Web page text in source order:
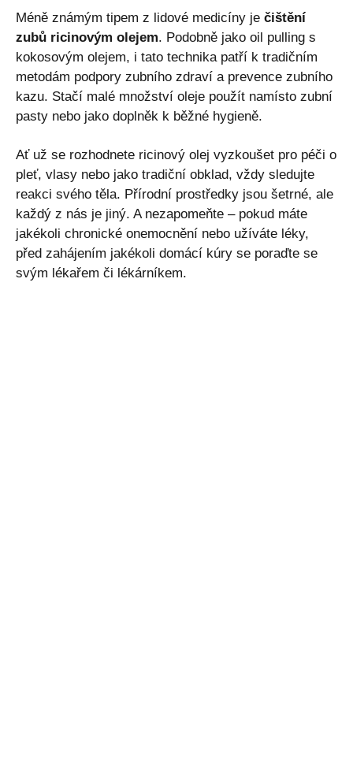
Méně známým tipem z lidové medicíny je čištění
zubů ricinovým olejem. Podobně jako oil pulling s
kokosovým olejem, i tato technika patří k tradičním
metodám podpory zubního zdraví a prevence zubního
kazu. Stačí malé množství oleje použít namísto zubní
pasty nebo jako doplněk k běžné hygieně.
Ať už se rozhodnete ricinový olej vyzkoušet pro péči o
pleť, vlasy nebo jako tradiční obklad, vždy sledujte
reakci svého těla. Přírodní prostředky jsou šetrné, ale
každý z nás je jiný. A nezapomeňte – pokud máte
jakékoli chronické onemocnění nebo užíváte léky,
před zahájením jakékoli domácí kúry se poraďte se
svým lékařem či lékárníkem.